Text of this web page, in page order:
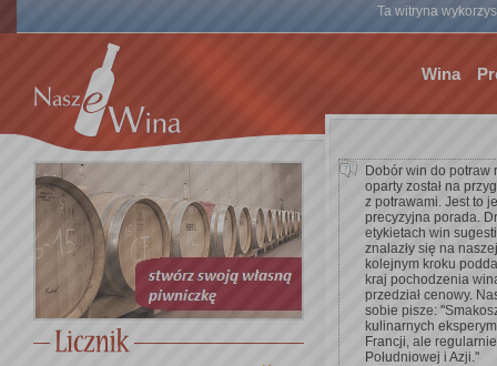
Ta witryna
Wina
Dobór win do potraw
oparty został na
z potrawami. Jest to
precyzyjna porada.
etykietach win
znalazły się na
kolejnym kroku
kraj pochodzenia
przedział cenowy.
sobie pisze:
kulinarnych
Francji, ale
Południowej i Azji.''